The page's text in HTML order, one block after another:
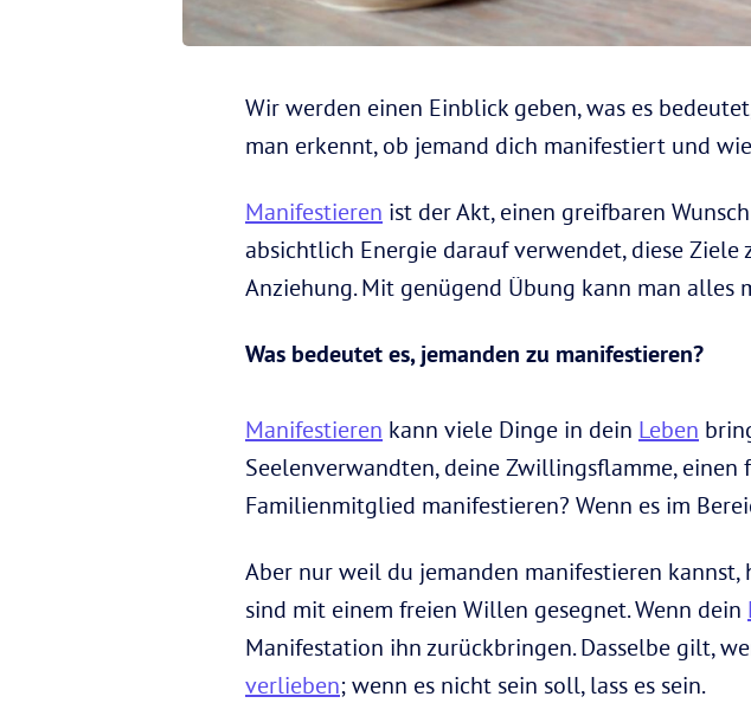
Wir werden einen Einblick geben, was es
man erkennt, ob jemand dich manifestiert und
Manifestieren ist der Akt, einen greifbaren
absichtlich Energie darauf verwendet, diese Ziele
Anziehung. Mit genügend Übung kann man alles
Was bedeutet es, jemanden zu manifestieren?
Manifestieren kann viele Dinge in dein Leben
Seelenverwandten, deine Zwillingsflamme, einen
Familienmitglied manifestieren? Wenn es im
Aber nur weil du jemanden manifestieren kannst,
sind mit einem freien Willen gesegnet. Wenn dein
Manifestation ihn zurückbringen. Dasselbe gilt,
verlieben; wenn es nicht sein soll, lass es sein.